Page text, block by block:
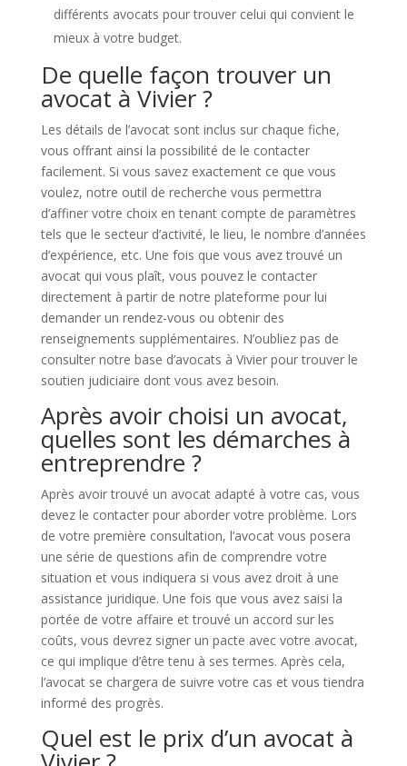
différents avocats pour trouver celui qui convient le
mieux à votre budget.
De quelle façon trouver un
avocat à Vivier ?
Les détails de l’avocat sont inclus sur chaque fiche,
vous offrant ainsi la possibilité de le contacter
facilement. Si vous savez exactement ce que vous
voulez, notre outil de recherche vous permettra
d’affiner votre choix en tenant compte de paramètres
tels que le secteur d’activité, le lieu, le nombre d’années
d’expérience, etc. Une fois que vous avez trouvé un
avocat qui vous plaît, vous pouvez le contacter
directement à partir de notre plateforme pour lui
demander un rendez-vous ou obtenir des
renseignements supplémentaires. N’oubliez pas de
consulter notre base d’avocats à Vivier pour trouver le
soutien judiciaire dont vous avez besoin.
Après avoir choisi un avocat,
quelles sont les démarches à
entreprendre ?
Après avoir trouvé un avocat adapté à votre cas, vous
devez le contacter pour aborder votre problème. Lors
de votre première consultation, l’avocat vous posera
une série de questions afin de comprendre votre
situation et vous indiquera si vous avez droit à une
assistance juridique. Une fois que vous avez saisi la
portée de votre affaire et trouvé un accord sur les
coûts, vous devrez signer un pacte avec votre avocat,
ce qui implique d’être tenu à ses termes. Après cela,
l’avocat se chargera de suivre votre cas et vous tiendra
informé des progrès.
Quel est le prix d’un avocat à